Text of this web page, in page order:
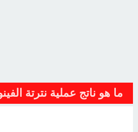
ما هو ناتج عملية نترتة